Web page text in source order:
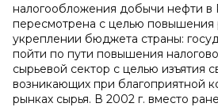
налогообложения добычи нефти в
пересмотрена с целью повышения
укреплении бюджета страны:
пойти по пути повышения
сырьевой сектор с целью изъятия
возникающих при благоприятной
рынках сырья. В 2002 г. вместо